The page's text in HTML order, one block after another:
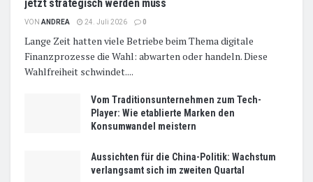
jetzt strategisch werden muss
VON ANDREA 24. Juli 2026 0
Lange Zeit hatten viele Betriebe beim Thema digitale
Finanzprozesse die Wahl: abwarten oder handeln. Diese
Wahlfreiheit schwindet....
Vom Traditionsunternehmen zum Tech-
Player: Wie etablierte Marken den
Konsumwandel meistern
Aussichten für die China-Politik: Wachstum
verlangsamt sich im zweiten Quartal